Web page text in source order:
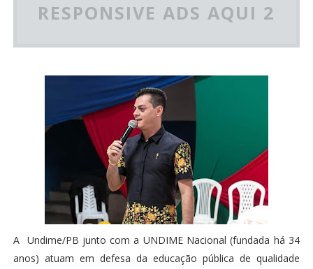
RESPONSIVE ADS AQUI 2
A Undime/PB junto com a UNDIME Nacional (fundada há 34
anos) atuam em defesa da educação pública de qualidade